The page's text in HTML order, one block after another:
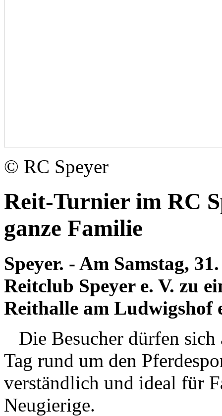
© RC Speyer
Reit-Turnier im RC
ganze Familie
Speyer. - Am Samstag,
Reitclub Speyer e. V. zu
Reithalle am Ludwigshof
Die Besucher dürfen sich
Tag rund um den
verständlich und ideal für
Neugierige.